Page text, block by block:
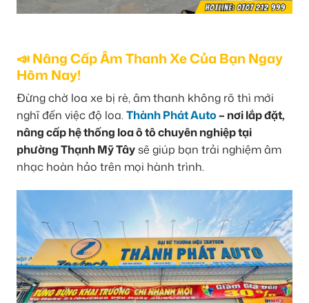
📣 Nâng Cấp Âm Thanh Xe Của Bạn Ngay
Hôm Nay!
Đừng chờ loa xe bị rè, âm thanh không rõ thì mới
nghĩ đến việc độ loa.Thành Phát Auto– nơi lắp đặt,
nâng cấp hệ thống loa ô tô chuyên nghiệp tại
phường Thạnh Mỹ Tâysẽ giúp bạn trải nghiệm âm
nhạc hoàn hảo trên mọi hành trình.